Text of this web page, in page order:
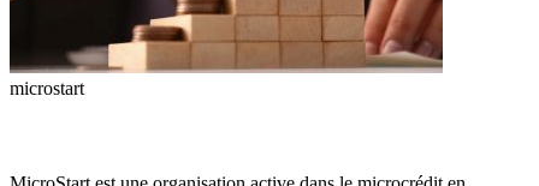
microstart